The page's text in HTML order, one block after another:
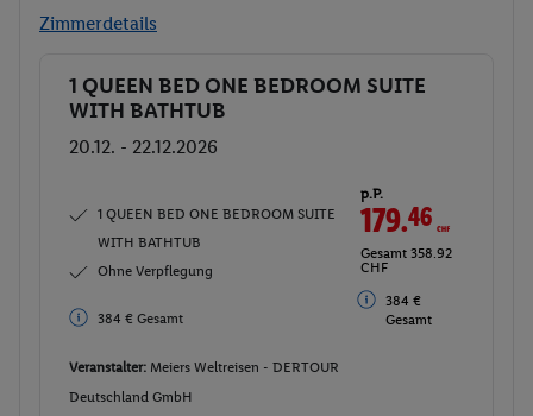
Zimmerdetails
Buchen
1 QUEEN BED ONE BEDROOM SUITE
WITH BATHTUB
20.12. - 22.12.2026
1 QUEEN BED ONE BEDROOM SUITE
WITH BATHTUB
Ohne Verpflegung
384 € Gesamt
p.P.
179.46CHF
Gesamt 358.92
CHF
384 €
Gesamt
Veranstalter: Meiers Weltreisen - DERTOUR
Deutschland GmbH